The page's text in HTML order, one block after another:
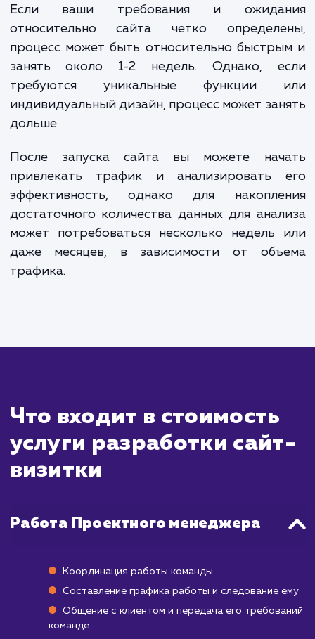
ориентировочными и могут меняться в зависимости от
конкретных требований проекта и опыта разработчиков
сайтов-визиток. Наша цель - предложить вам решение,
которое поможет укрепить вашу онлайн-присутствие и
достичь ваших бизнес-целей.
ЗАКАЗАТЬ УСЛУГИ
Сколько времени
ждать?
разработку концепции,
написание контента, разработку,
и запуск.
относительно сайта четко
занять около 1-2 недель. Однако,
требуются уникальные функции
индивидуальный дизайн, процесс может
дольше.